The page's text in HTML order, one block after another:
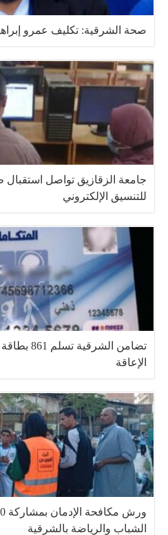
صحة الشرقية: تكليف عمرو
جامعة الزقازيق تواصل استقبال
للتنسيق الإلكتروني
تضامن
الإعاقة
الشباب والرياضة بالشرقية